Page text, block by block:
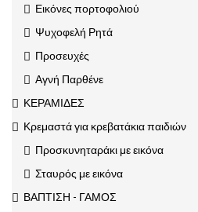
Εικόνες πορτοφολιού
Ψυχοφελή Ρητά
Προσευχές
Αγνή Παρθένε
ΚΕΡΑΜΙΔΕΣ
Κρεμαστά για κρεβατάκια παιδιών
Προσκυνηταράκι με εικόνα
Σταυρός με εικόνα
ΒΑΠΤΙΣΗ - ΓΑΜΟΣ